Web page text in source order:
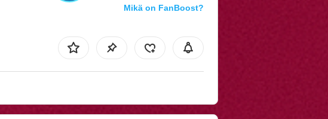
Mikä on FanBoost?